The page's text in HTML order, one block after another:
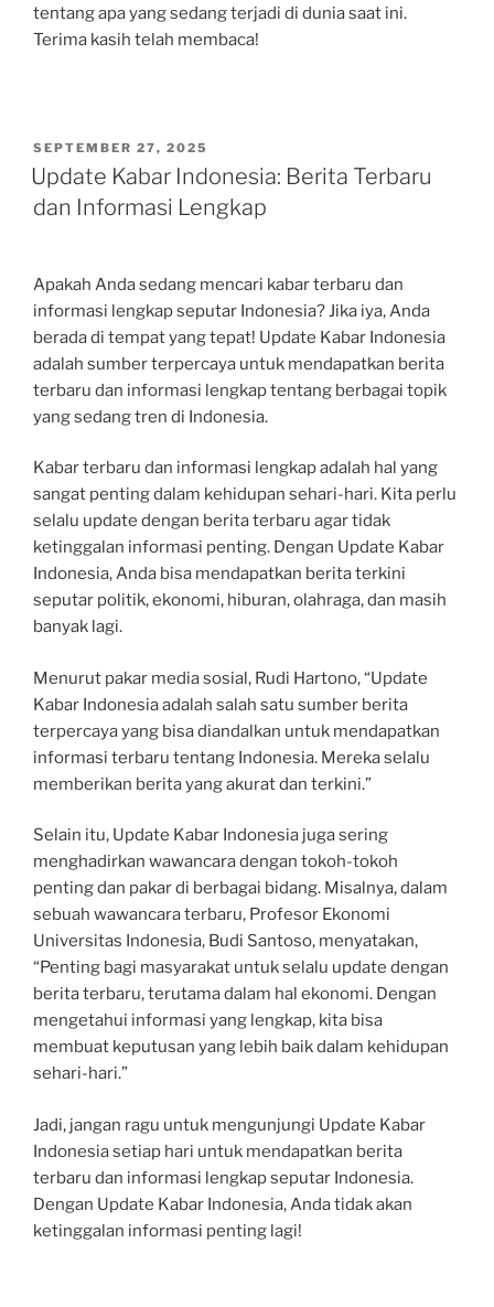
tentang apa yang sedang terjadi di dunia saat ini.
Terima kasih telah membaca!
POSTED
ON
SEPTEMBER 27, 2025
Update Kabar Indonesia: Berita Terbaru
dan Informasi Lengkap
Apakah Anda sedang mencari kabar terbaru dan
informasi lengkap seputar Indonesia? Jika iya, Anda
berada di tempat yang tepat! Update Kabar Indonesia
adalah sumber terpercaya untuk mendapatkan berita
terbaru dan informasi lengkap tentang berbagai topik
yang sedang tren di Indonesia.
Kabar terbaru dan informasi lengkap adalah hal yang
sangat penting dalam kehidupan sehari-hari. Kita perlu
selalu update dengan berita terbaru agar tidak
ketinggalan informasi penting. Dengan Update Kabar
Indonesia, Anda bisa mendapatkan berita terkini
seputar politik, ekonomi, hiburan, olahraga, dan masih
banyak lagi.
Menurut pakar media sosial, Rudi Hartono, “Update
Kabar Indonesia adalah salah satu sumber berita
terpercaya yang bisa diandalkan untuk mendapatkan
informasi terbaru tentang Indonesia. Mereka selalu
memberikan berita yang akurat dan terkini.”
Selain itu, Update Kabar Indonesia juga sering
menghadirkan wawancara dengan tokoh-tokoh
penting dan pakar di berbagai bidang. Misalnya, dalam
sebuah wawancara terbaru, Profesor Ekonomi
Universitas Indonesia, Budi Santoso, menyatakan,
“Penting bagi masyarakat untuk selalu update dengan
berita terbaru, terutama dalam hal ekonomi. Dengan
mengetahui informasi yang lengkap, kita bisa
membuat keputusan yang lebih baik dalam kehidupan
sehari-hari.”
Jadi, jangan ragu untuk mengunjungi Update Kabar
Indonesia setiap hari untuk mendapatkan berita
terbaru dan informasi lengkap seputar Indonesia.
Dengan Update Kabar Indonesia, Anda tidak akan
ketinggalan informasi penting lagi!